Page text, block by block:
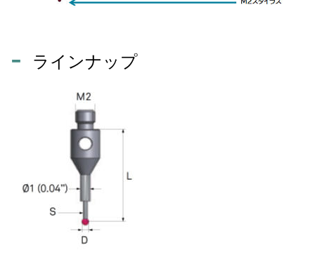
ラインナップ